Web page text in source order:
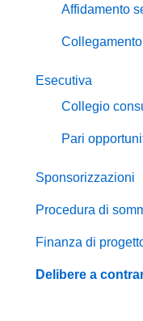
Affidamento
Esecutiva
Collegio
Pari
Sponsorizzazioni
Procedura di
Finanza di
Delibere a